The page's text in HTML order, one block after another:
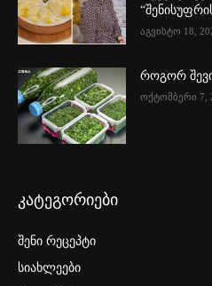
აგვისტო 18,
როგორ
ოქტომბერი 7,
კატეგორიები
შენი რეცეპტი
სიახლეები